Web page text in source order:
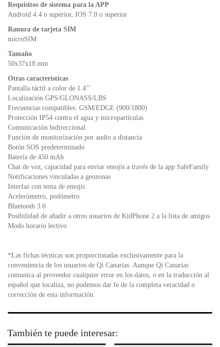
Requisitos de sistema para la APP
Android 4.4 o superior, IOS 7.0 o superior
Ranura de tarjeta SIM
microSIM
Tamaño
50x37x18 mm
Otras características
Pantalla táctil a color de 1.4’’
Localización GPS/GLONASS/LBS
Frecuencias compatibles: GSM/EDGE (900/1800)
Protección IP54 contra el agua y micropartículas
Comunicación bidireccional
Función de monitorización por audio a distancia
Botón SOS predeterminado
Batería de 450 mAh
Chat de voz, capacidad para enviar emojis a través de la app SafeFamily
Notificaciones vinculadas a geozonas
Interfaz con tema de emojis
Acelerómetro, podómetro
Bluetooth 3.0
Posibilidad de añadir a otros usuarios de KidPhone 2 a la lista de amigos
Modo horario lectivo
*Las fichas técnicas son proporcionadas exclusivamente para la
conveniencia de los usuarios de Qi Canarias. Aunque Qi Canarias
comunica al proveedor cualquier error en los datos, o en la traducción al
español que localiza, no podemos dar fe de la completa veracidad o
corrección de esta información.
También te puede interesar: